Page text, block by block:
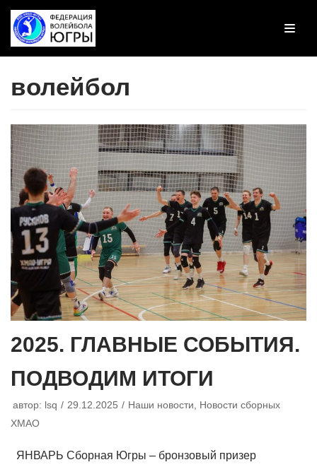
Перейти
к
волейбол
2025. ГЛАВНЫЕ СОБЫТИЯ.
ПОДВОДИМ ИТОГИ
автор: lsq 29.12.2025 Наши новости, Новости сборных
ХМАО
ЯНВАРЬ Сборная Югры – бронзовый призер